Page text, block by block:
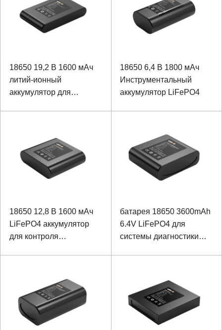
18650 19,2 В 1600 мАч
литий-ионный
аккумулятор для
18650 6,4 В 1800 мАч
Инструментальный
аккумулятор LiFePO4
18650 12,8 В 1600 мАч
LiFePO4 аккумулятор
для контроля
батарея 18650 3600mAh
6.4V LiFePO4 для
системы диагностики